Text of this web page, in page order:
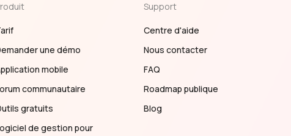
une démo
mobile
communautaire
gratuits
de gestion pour
Support
Centre d'aide
Nous contacter
FAQ
Roadmap publique
Blog